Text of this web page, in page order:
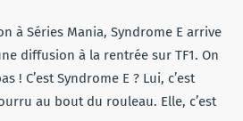
à Séries Mania, Syndrome E arrive
diffusion à la rentrée sur TF1. On
! C’est Syndrome E ? Lui, c’est
au bout du rouleau. Elle, c’est